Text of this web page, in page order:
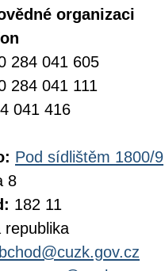
organizaci
284 041 605
284 041 111
041 416
Pod sídlištěm 1800/9
8
182 11
republika